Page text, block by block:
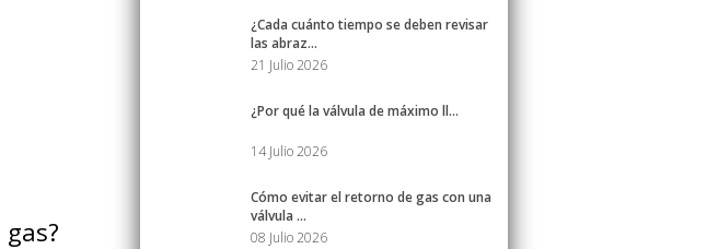
¿Cada cuánto tiempo se deben revisar
las abraz...
21 Julio 2026
¿Por qué la válvula de máximo ll...
14 Julio 2026
Cómo evitar el retorno de gas con una
válvula ...
08 Julio 2026